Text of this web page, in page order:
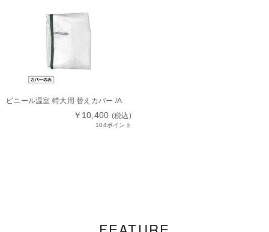
ビニール温室 特大用 替えカバー /A
￥10,400 (税込)
104ポイント